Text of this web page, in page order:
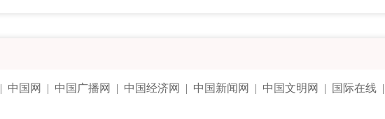
| 中国网 | 中国广播网 | 中国经济网 | 中国新闻网 | 中国文明网 | 国际在线